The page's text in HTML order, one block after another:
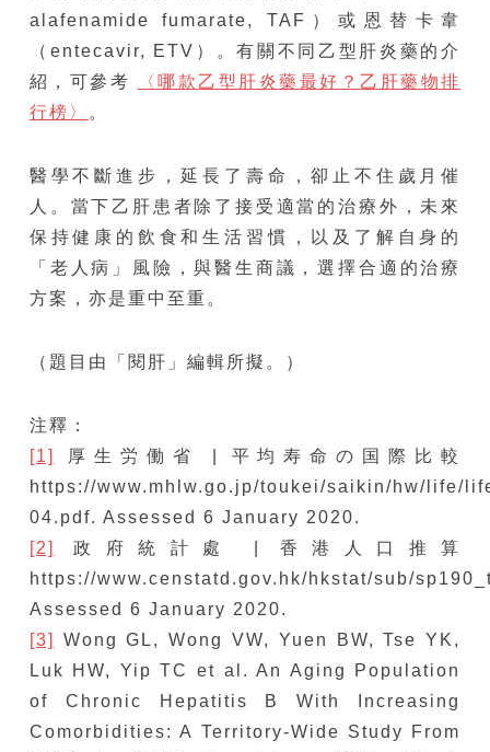
alafenamide fumarate, TAF）或恩替卡韋
（entecavir, ETV）。有關不同乙型肝炎藥的介
紹，可參考
〈哪款乙型肝炎藥最好？乙肝藥物排
行榜〉
。
醫學不斷進步，延長了壽命，卻止不住歲月催
人。當下乙肝患者除了接受適當的治療外，未來
保持健康的飲食和生活習慣，以及了解自身的
「老人病」風險，與醫生商議，選擇合適的治療
方案，亦是重中至重。
（題目由「閱肝」編輯所擬。）
注釋：
[1]
厚生労働省 | 平均寿命の国際比較
https://www.mhlw.go.jp/toukei/saikin/hw/life/
04.pdf. Assessed 6 January 2020.
[2]
政府統計處 | 香港人口推算
https://www.censtatd.gov.hk/hkstat/sub/
Assessed 6 January 2020.
[3]
Wong GL, Wong VW, Yuen BW, Tse YK,
Luk HW, Yip TC et al. An Aging Population
of Chronic Hepatitis B With Increasing
Comorbidities: A Territory-Wide Study From